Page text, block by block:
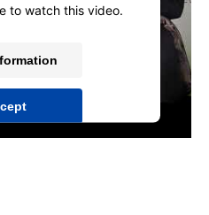
to watch this video.
Consent